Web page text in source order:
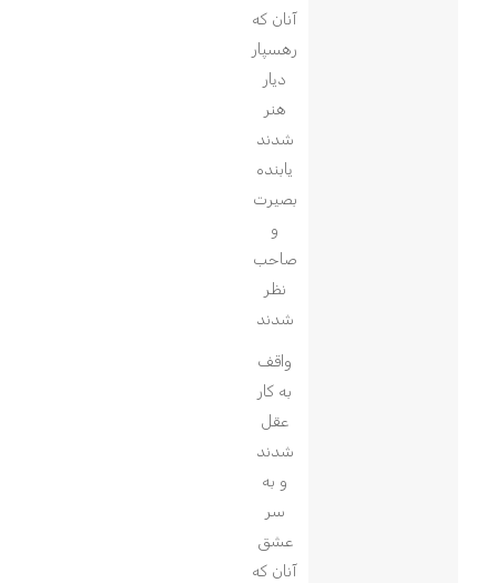
آنان که
رهسپار
دیار
هنر
شدند
یابنده
بصیرت
و
صاحب
نظر
شدند
واقف
به کار
عقل
شدند
و به
سر
عشق
آنان که